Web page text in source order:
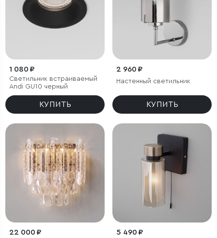
1 080 ₽
Светильник встраиваемый
Andi GU10 черный
КУПИТЬ
2 960 ₽
Настенный светильник
КУПИТЬ
22 000 ₽ 5 490 ₽